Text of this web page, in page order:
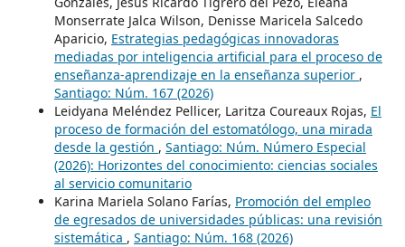
Monserrate Jalca Wilson, Denisse Maricela Salcedo
Aparicio, Estrategias pedagógicas innovadoras
mediadas por inteligencia artificial para el proceso de
enseñanza-aprendizaje en la enseñanza superior ,
Santiago: Núm. 167 (2026)
Leidyana Meléndez Pellicer, Laritza Coureaux Rojas, El
proceso de formación del estomatólogo, una mirada
desde la gestión , Santiago: Núm. Número Especial
(2026): Horizontes del conocimiento: ciencias sociales
al servicio comunitario
Karina Mariela Solano Farías, Promoción del empleo
de egresados de universidades públicas: una revisión
sistemática , Santiago: Núm. 168 (2026)